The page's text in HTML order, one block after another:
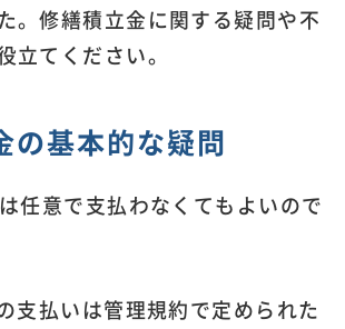
。修繕積立金に関する疑問や不
立てください。
の基本的な疑問
任意で支払わなくてもよいので
支払いは管理規約で定められた